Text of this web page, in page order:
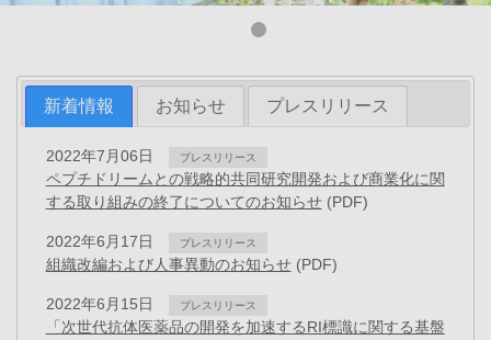
新着情報 お知らせ プレスリリース
2022年7月06日 プレスリリース
ペプチドリームとの戦略的共同研究開発および商業化に関
する取り組みの終了についてのお知らせ(PDF)
2022年6月17日 プレスリリース
組織改編および人事異動のお知らせ(PDF)
2022年6月15日 プレスリリース
「次世代抗体医薬品の開発を加速するRI標識に関する基盤